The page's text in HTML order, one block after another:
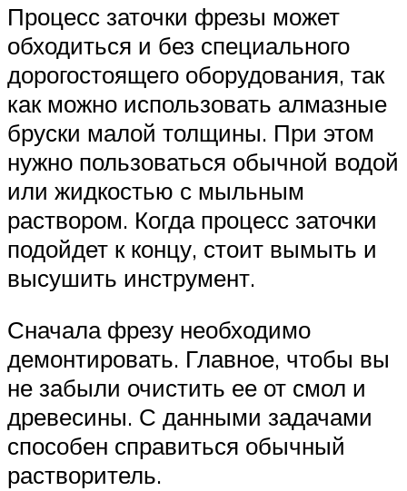
Процесс заточки фрезы может
обходиться и без специального
дорогостоящего оборудования, так
как можно использовать алмазные
бруски малой толщины. При этом
нужно пользоваться обычной водой
или жидкостью с мыльным
раствором. Когда процесс заточки
подойдет к концу, стоит вымыть и
высушить инструмент.
Сначала фрезу необходимо
демонтировать. Главное, чтобы вы
не забыли очистить ее от смол и
древесины. С данными задачами
способен справиться обычный
растворитель.